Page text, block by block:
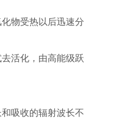
物受热以后迅速分
活化，由高能级跃
吸收的辐射波长不